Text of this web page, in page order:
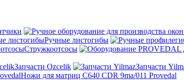
Ручные листогибы
Стружкоотсосы
Запчасти Ozcelik Запчасти
Ножи для матриц C640 CDR 9ma/011 Provedal